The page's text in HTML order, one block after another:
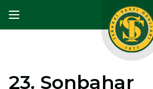
23. Sonbahar